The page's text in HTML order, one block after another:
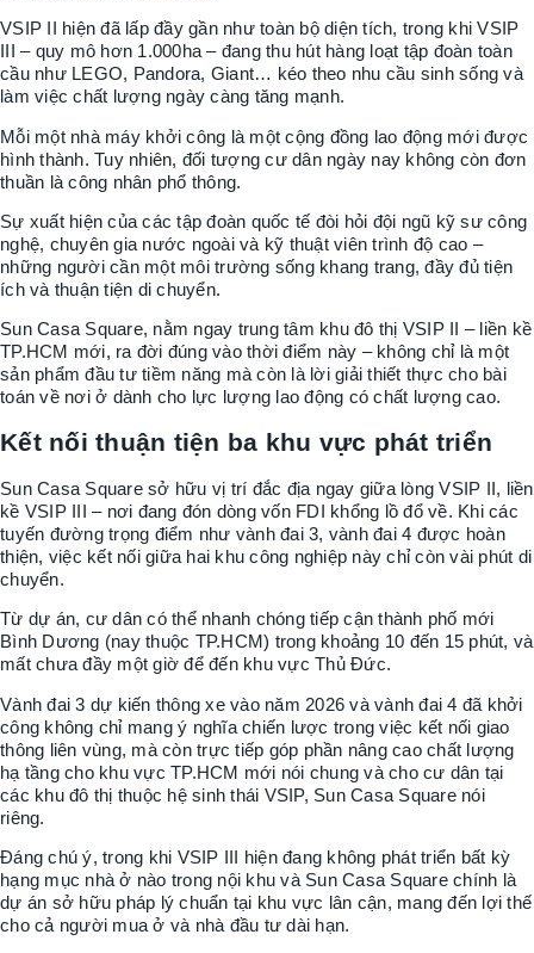
VSIP II hiện đã lấp đầy gần như toàn bộ diện tích, trong khi VSIP
III – quy mô hơn 1.000ha – đang thu hút hàng loạt tập đoàn toàn
cầu như LEGO, Pandora, Giant… kéo theo nhu cầu sinh sống và
làm việc chất lượng ngày càng tăng mạnh.
Mỗi một nhà máy khởi công là một cộng đồng lao động mới được
hình thành. Tuy nhiên, đối tượng cư dân ngày nay không còn đơn
thuần là công nhân phổ thông.
Sự xuất hiện của các tập đoàn quốc tế đòi hỏi đội ngũ kỹ sư công
nghệ, chuyên gia nước ngoài và kỹ thuật viên trình độ cao –
những người cần một môi trường sống khang trang, đầy đủ tiện
ích và thuận tiện di chuyển.
Sun Casa Square, nằm ngay trung tâm khu đô thị VSIP II – liền kề
TP.HCM mới, ra đời đúng vào thời điểm này – không chỉ là một
sản phẩm đầu tư tiềm năng mà còn là lời giải thiết thực cho bài
toán về nơi ở dành cho lực lượng lao động có chất lượng cao.
Kết nối thuận tiện ba khu vực phát triển
Sun Casa Square sở hữu vị trí đắc địa ngay giữa lòng VSIP II, liền
kề VSIP III – nơi đang đón dòng vốn FDI khổng lồ đổ về. Khi các
tuyến đường trọng điểm như vành đai 3, vành đai 4 được hoàn
thiện, việc kết nối giữa hai khu công nghiệp này chỉ còn vài phút di
chuyển.
Từ dự án, cư dân có thể nhanh chóng tiếp cận thành phố mới
Bình Dương (nay thuộc TP.HCM) trong khoảng 10 đến 15 phút, và
mất chưa đầy một giờ để đến khu vực Thủ Đức.
Vành đai 3 dự kiến thông xe vào năm 2026 và vành đai 4 đã khởi
công không chỉ mang ý nghĩa chiến lược trong việc kết nối giao
thông liên vùng, mà còn trực tiếp góp phần nâng cao chất lượng
hạ tầng cho khu vực TP.HCM mới nói chung và cho cư dân tại
các khu đô thị thuộc hệ sinh thái VSIP, Sun Casa Square nói
riêng.
Đáng chú ý, trong khi VSIP III hiện đang không phát triển bất kỳ
hạng mục nhà ở nào trong nội khu và Sun Casa Square chính là
dự án sở hữu pháp lý chuẩn tại khu vực lân cận, mang đến lợi thế
cho cả người mua ở và nhà đầu tư dài hạn.